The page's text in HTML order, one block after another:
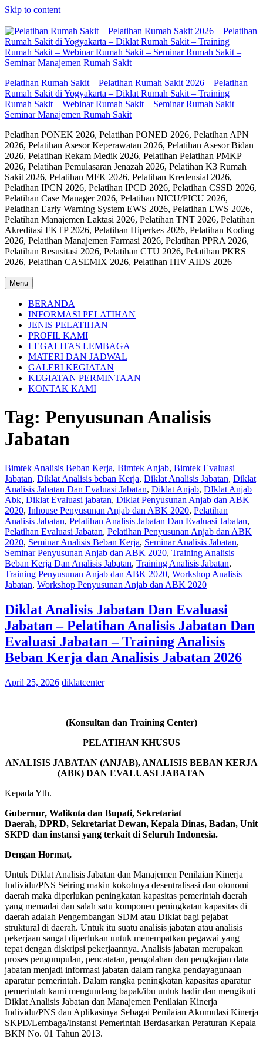
Skip to content
Pelatihan Rumah Sakit – Pelatihan Rumah Sakit 2026 – Pelatihan
Rumah Sakit di Yogyakarta – Diklat Rumah Sakit – Training
Rumah Sakit – Webinar Rumah Sakit – Seminar Rumah Sakit –
Seminar Manajemen Rumah Sakit
Pelatihan PONEK 2026, Pelatihan PONED 2026, Pelatihan APN
2026, Pelatihan Asesor Keperawatan 2026, Pelatihan Asesor Bidan
2026, Pelatihan Rekam Medik 2026, Pelatihan Pelatihan PMKP
2026, Pelatihan Pemulasaran Jenazah 2026, Pelatihan K3 Rumah
Sakit 2026, Pelatihan MFK 2026, Pelatihan Kredensial 2026,
Pelatihan IPCN 2026, Pelatihan IPCD 2026, Pelatihan CSSD 2026,
Pelatihan Case Manager 2026, Pelatihan NICU/PICU 2026,
Pelatihan Early Warning System EWS 2026, Pelatihan EWS 2026,
Pelatihan Manajemen Laktasi 2026, Pelatihan TNT 2026, Pelatihan
Akreditasi FKTP 2026, Pelatihan Hiperkes 2026, Pelatihan Koding
2026, Pelatihan Manajemen Farmasi 2026, Pelatihan PPRA 2026,
Pelatihan Resusitasi 2026, Pelatihan CTU 2026, Pelatihan PKRS
2026, Pelatihan CASEMIX 2026, Pelatihan HIV AIDS 2026
Menu
BERANDA
INFORMASI PELATIHAN
JENIS PELATIHAN
PROFIL KAMI
LEGALITAS LEMBAGA
MATERI DAN JADWAL
GALERI KEGIATAN
KEGIATAN PERMINTAAN
KONTAK KAMI
Tag: Penyusunan Analisis
Jabatan
Bimtek Analisis Beban Kerja, Bimtek Anjab, Bimtek Evaluasi
Jabatan, Diklat Analisis beban Kerja, Diklat Analisis Jabatan, Diklat
Analisis Jabatan Dan Evaluasi Jabatan, Diklat Anjab, DIklat Anjab
Abk, Diklat Evaluasi jabatan, Diklat Penyusunan Anjab dan ABK
2020, Inhouse Penyusunan Anjab dan ABK 2020, Pelatihan
Analisis Jabatan, Pelatihan Analisis Jabatan Dan Evaluasi Jabatan,
Pelatihan Evaluasi Jabatan, Pelatihan Penyusunan Anjab dan ABK
2020, Seminar Analisis Beban Kerja, Seminar Analisis Jabatan,
Seminar Penyusunan Anjab dan ABK 2020, Training Analisis
Beban Kerja Dan Analisis Jabatan, Training Analisis Jabatan,
Training Penyusunan Anjab dan ABK 2020, Workshop Analisis
Jabatan, Workshop Penyusunan Anjab dan ABK 2020
Diklat Analisis Jabatan Dan Evaluasi
Jabatan – Pelatihan Analisis Jabatan Dan
Evaluasi Jabatan – Training Analisis
Beban Kerja dan Analisis Jabatan 2026
April 25, 2026 diklatcenter
(Konsultan dan Training Center)
PELATIHAN KHUSUS
ANALISIS JABATAN (ANJAB), ANALISIS BEBAN KERJA
(ABK) DAN EVALUASI JABATAN
Kepada Yth.
Gubernur, Walikota dan Bupati, Sekretariat
Daerah, DPRD, Sekretariat Dewan, Kepala Dinas, Badan, Unit
SKPD dan instansi yang terkait di Seluruh Indonesia.
Dengan Hormat,
Untuk Diklat Analisis Jabatan dan Manajemen Penilaian Kinerja
Individu/PNS Seiring makin kokohnya desentralisasi dan otonomi
daerah maka diperlukan peningkatan kapasitas pemerintah daerah
yang memadai dan salah satu komponen peningkatan kapasitas di
daerah adalah Pengembangan SDM atau Diklat bagi pejabat
struktural di daerah. Untuk itu suatu analisis jabatan atau analisis
pekerjaan sangat diperlukan untuk menempatkan pegawai yang
tepat dengan diskripsi pekerjaannya. Analisis jabatan merupakan
proses pengumpulan, pencatatan, pengolahan dan pengkajian data
jabatan menjadi informasi jabatan dalam rangka pendayagunaan
aparatur pemerintah. Dalam rangka peningkatan kapasitas aparatur
pemerintah kami mengundang bapak/ibu untuk hadir dan mengikuti
Diklat Analisis Jabatan dan Manajemen Penilaian Kinerja
Individu/PNS dan Aplikasinya Sebagai Penilaian Akumulasi Kinerja
SKPD/Lembaga/Instansi Pemerintah Berdasarkan Peraturan Kepala
BKN No. 01 Tahun 2013.